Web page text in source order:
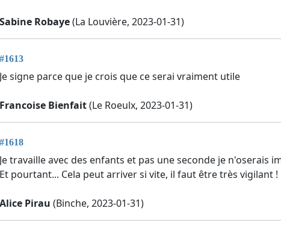
Sabine Robaye(La Louvière, 2023-01-31)
#1613
Je signe parce que je crois que ce serai vraiment utile
Francoise Bienfait(Le Roeulx, 2023-01-31)
#1618
Je travaille avec des enfants et pas une seconde je
Et pourtant... Cela peut arriver si vite, il faut être très vigilant !
Alice Pirau (Binche, 2023-01-31)